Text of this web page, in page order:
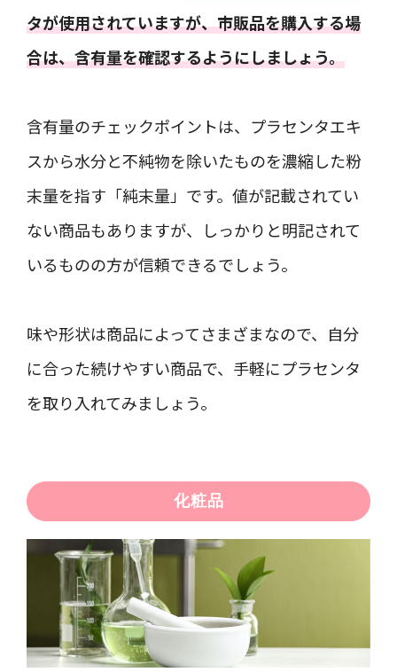
タが使用されていますが、市販品を購入する場
合は、含有量を確認するようにしましょう。
含有量のチェックポイントは、プラセンタエキ
スから水分と不純物を除いたものを濃縮した粉
末量を指す「純末量」です。値が記載されてい
ない商品もありますが、しっかりと明記されて
いるものの方が信頼できるでしょう。
味や形状は商品によってさまざまなので、自分
に合った続けやすい商品で、手軽にプラセンタ
を取り入れてみましょう。
化粧品